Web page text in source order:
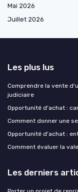
Mai 2026
Juillet 2026
Les plus lus
Comprendre la vente
judiciaire
Opportunité d'achat :
Comment donner une
Opportunité d'achat :
Comment évaluer la
Les derniers